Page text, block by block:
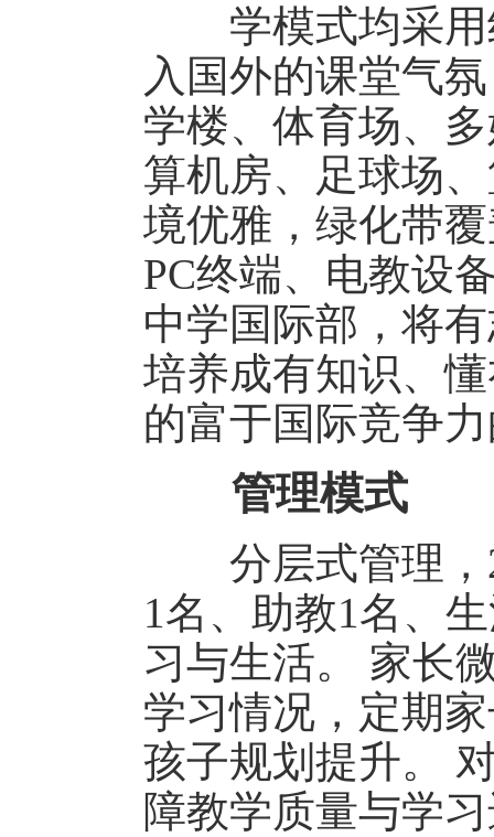
学模式均采用
入国外的课堂气
学楼、体育场、
算机房、足球场
境优雅，绿化带
PC终端、电教设
中学国际部，将
培养成有知识、
的富于国际竞争
管理模式
分层式管理，
1名、助教1名、
习与生活。 家长
学习情况，定期
孩子规划提升。
障教学质量与学